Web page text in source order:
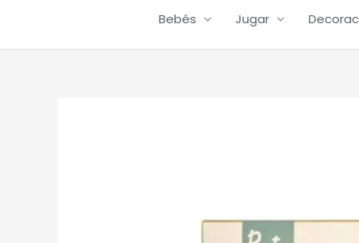
Bebés Jugar